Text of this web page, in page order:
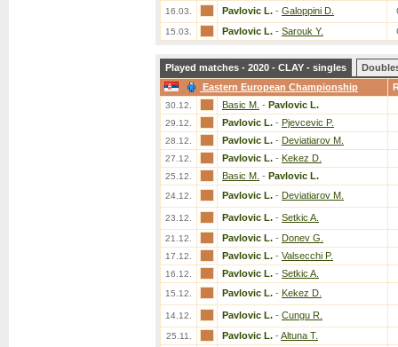
16.03. Pavlovic L. - Galoppini D.
15.03. Pavlovic L. - Sarouk Y.
Played matches - 2020 - CLAY - singles
Eastern European Championship
30.12. Basic M. - Pavlovic L.
29.12. Pavlovic L. - Pjevcevic P.
28.12. Pavlovic L. - Deviatiarov M.
27.12. Pavlovic L. - Kekez D.
25.12. Basic M. - Pavlovic L.
24.12. Pavlovic L. - Deviatiarov M.
23.12. Pavlovic L. - Setkic A.
21.12. Pavlovic L. - Donev G.
17.12. Pavlovic L. - Valsecchi P.
16.12. Pavlovic L. - Setkic A.
15.12. Pavlovic L. - Kekez D.
14.12. Pavlovic L. - Cungu R.
25.11. Pavlovic L. - Altuna T.